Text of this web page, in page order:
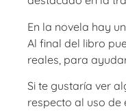
En la novela hay
Al final del libro
reales, para
Si te gustaría ver
respecto al uso de